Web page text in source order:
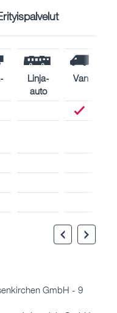
Linja-
auto
Van
GmbH - 9